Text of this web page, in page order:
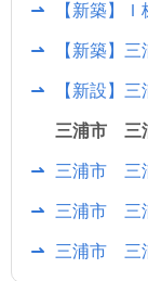
【新築】
【新築】
【新設】
三浦市 三
三浦市 三
三浦市 三
三浦市 三